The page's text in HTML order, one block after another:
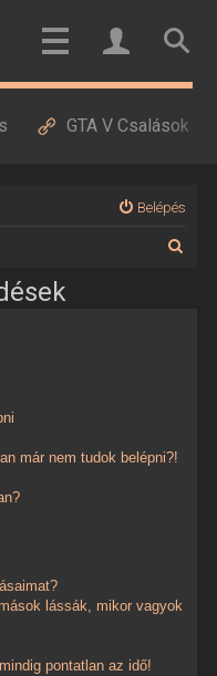
GTA V Csalások
Belépés
már nem tudok belépni?!
lássák, mikor vagyok
pontatlan az idő!